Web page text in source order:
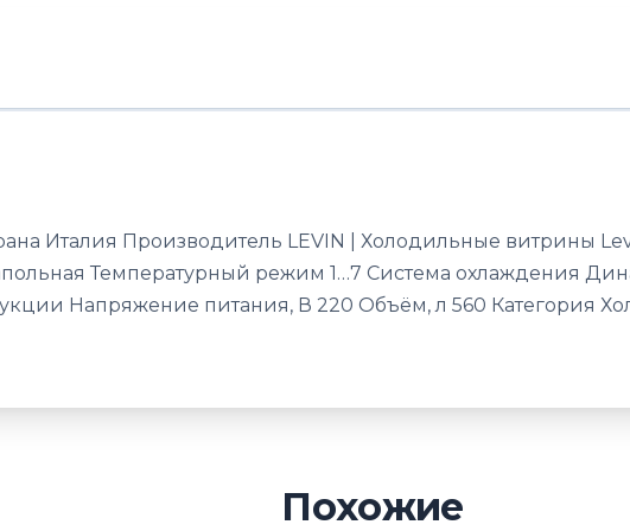
Италия Производитель LEVIN | Холодильные витрины
Температурный режим 1…7 Система охлаждения
Напряжение питания, В 220 Объём, л 560 Категория
Похожие